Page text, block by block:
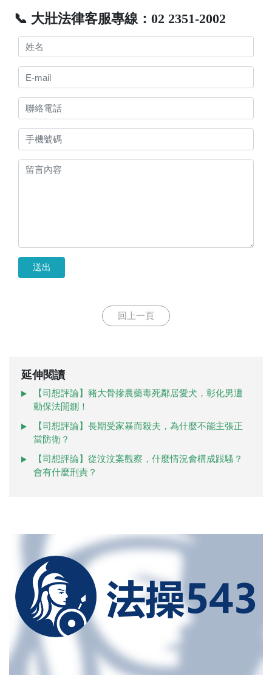
📞 大壯法律客服專線：02 2351-2002
送出
回上一頁
延伸閱讀
【司想評論】豬大骨摻農藥毒死鄰居愛犬，彰化男遭
動保法開鍘！
【司想評論】長期受家暴而殺夫，為什麼不能主張正
當防衛？
【司想評論】從汶汶案觀察，什麼情況會構成跟騷？
會有什麼刑責？